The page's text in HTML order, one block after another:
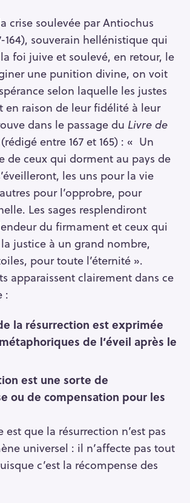
crise soulevée par Antiochus
164), souverain hellénistique qui
foi juive et soulevé, en retour, le
une punition divine, on voit
selon laquelle les justes
en raison de leur fidélité à leur
dans le passage du Livre de
(rédigé entre 167 et 165) : « Un
de ceux qui dorment au pays de
les uns pour la vie
pour l’opprobre, pour
Les sages resplendiront
du firmament et ceux qui
justice à un grand nombre,
pour toute l’éternité ».
apparaissent clairement dans ce
:
la résurrection est exprimée
de l’éveil après le
est une sorte de
ou de compensation pour les
est que la résurrection n’est pas
universel : il n’affecte pas tout
c’est la récompense des